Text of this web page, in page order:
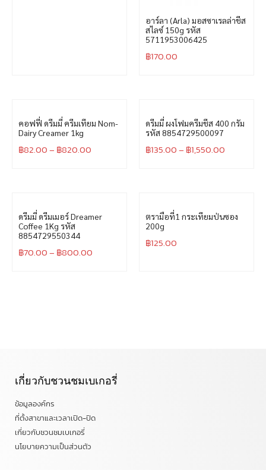
อาร์ลา (Arla) มอสซาเรลล่าชีส
สไลซ์ 150g รหัส
5711953006425
฿170.00
คอฟฟี่ ดรีมมี่ ครีมเทียม Nom-
Dairy Creamer 1kg
฿82.00– ฿820.00
ดรีมมี่ ผงโฟมครีมชีส 400 กรัม
รหัส 8854729500097
฿135.00– ฿1,550.00
ดรีมมี่ ดรีมเมอร์ Dreamer
Coffee 1Kg รหัส
8854729550344
฿70.00– ฿800.00
ตรามือที่1 กระเทียมป่นซอง
200g
฿125.00
เกี่ยวกับชวนชมเบเกอรี่
ข้อมูลองค์กร
ที่ตั้งสาขาและเวลาเปิด-ปิด
เกี่ยวกับชวนชมเบเกอรี่
นโยบายความเป็นส่วนตัว